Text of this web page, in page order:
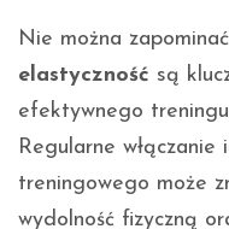
Nie można
elastyczność są
efektywnego
Regularne
treningowego może
wydolność fizyczną